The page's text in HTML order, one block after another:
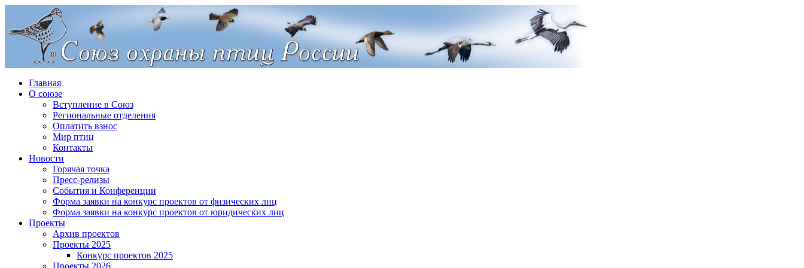
Главная
О союзе
Вступление в Союз
Региональные отделения
Оплатить взнос
Мир птиц
Контакты
Новости
Горячая точка
Пресс-релизы
События и Конференции
Форма заявки на конкурс проектов от физических лиц
Форма заявки на конкурс проектов от юридических лиц
Проекты
Архив проектов
Проекты 2025
Конкурс проектов 2025
Проекты 2026